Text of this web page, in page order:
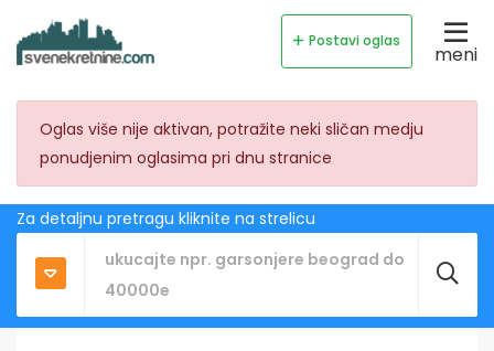
Postavi oglas
meni
Oglas više nije aktivan, potražite neki sličan medju
ponudjenim oglasima pri dnu stranice
Za detaljnu pretragu kliknite na strelicu